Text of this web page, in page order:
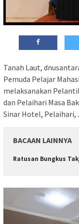
Tanah Laut,
Pemuda Pelajar
melaksanakan
dan Pelaihari Masa
Sinar Hotel, Pelaihari,
BACAAN LAINNYA
Ratusan Bungkus